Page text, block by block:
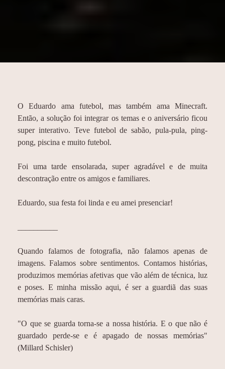
O Eduardo ama futebol, mas também ama Minecraft.
Então, a solução foi integrar os temas e o aniversário ficou
super interativo. Teve futebol de sabão, pula-pula, ping-
pong, piscina e muito futebol.
Foi uma tarde ensolarada, super agradável e de muita
descontração entre os amigos e familiares.
Eduardo, sua festa foi linda e eu amei presenciar!
Quando falamos de fotografia, não falamos apenas de
imagens. Falamos sobre sentimentos. Contamos histórias,
produzimos memórias afetivas que vão além de técnica, luz
e poses. E minha missão aqui, é ser a guardiã das suas
memórias mais caras.
"O que se guarda torna-se a nossa história. E o que não é
guardado perde-se e é apagado de nossas memórias"
(Millard Schisler)